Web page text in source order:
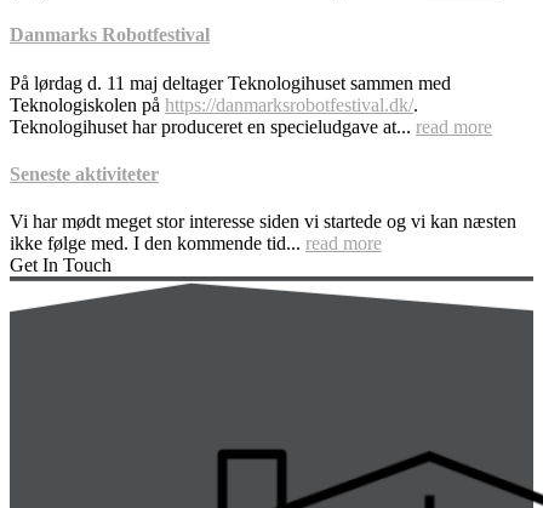
Danmarks Robotfestival
På lørdag d. 11 maj deltager Teknologihuset sammen med
Teknologiskolen på https://danmarksrobotfestival.dk/.
Teknologihuset har produceret en specieludgave at... read more
Seneste aktiviteter
Vi har mødt meget stor interesse siden vi startede og vi kan næsten
ikke følge med. I den kommende tid... read more
Get In Touch